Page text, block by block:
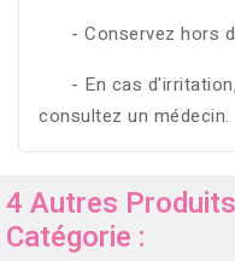
- Conservez hors
- En cas
consultez un médecin.
4 Autres
Catégorie :